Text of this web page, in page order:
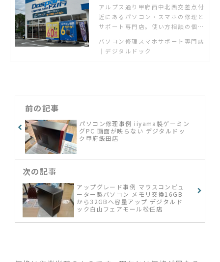
田店
アルプス通り甲府西中北西交差点付
近にあるパソコン・スマホの修理と
サポート専門店。使い方相談の個人
パソコン修理スマホサポート専門店
｜デジタルドック
前の記事
パソコン修理事例 iiyama製ゲーミン
グPC 画面が映らない デジタルドッ
ク甲府飯田店
次の記事
アップグレード事例 マウスコンピュ
ーター製パソコン メモリ交換16GB
から32GBへ容量アップ デジタルド
ック白山フェアモール松任店